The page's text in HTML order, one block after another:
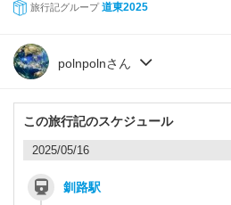
旅行記グループ 道東2025
polnpolnさん
この旅行記のスケジュール
2025/05/16
釧路駅